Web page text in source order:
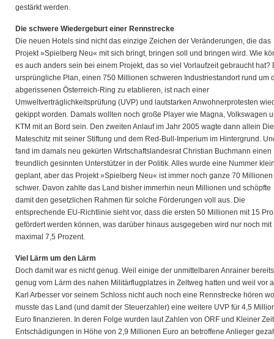
gestärkt werden.
Die schwere Wiedergeburt einer Rennstrecke
Die neuen Hotels sind nicht das einzige Zeichen der Veränderungen, die das
Projekt »Spielberg Neu« mit sich bringt, bringen soll und bringen wird. Wie
es auch anders sein bei einem Projekt, das so viel Vorlaufzeit gebraucht hat?
ursprüngliche Plan, einen 750 Millionen schweren Industriestandort rund um
abgerissenen Österreich-Ring zu etablieren, ist nach einer
Umweltverträglichkeitsprüfung (UVP) und lautstarken Anwohnerprotesten
gekippt worden. Damals wollten noch große Player wie Magna, Volkswagen
KTM mit an Bord sein. Den zweiten Anlauf im Jahr 2005 wagte dann allein
Mateschitz mit seiner Stiftung und dem Red-Bull-Imperium im Hintergrund.
fand im damals neu gekürten Wirtschaftslandesrat Christian Buchmann einen
freundlich gesinnten Unterstützer in der Politik. Alles wurde eine Nummer
geplant, aber das Projekt »Spielberg Neu« ist immer noch ganze 70 Millionen
schwer. Davon zahlte das Land bisher immerhin neun Millionen und schöpfte
damit den gesetzlichen Rahmen für solche Förderungen voll aus. Die
entsprechende EU-Richtlinie sieht vor, dass die ersten 50 Millionen mit 15
gefördert werden können, was darüber hinaus ausgegeben wird nur noch mit
maximal 7,5 Prozent.
Viel Lärm um den Lärm
Doch damit war es nicht genug. Weil einige der unmittelbaren Anrainer bereits
genug vom Lärm des nahen Militärflugplatzes in Zeltweg hatten und weil vor
Karl Arbesser vor seinem Schloss nicht auch noch eine Rennstrecke hören
musste das Land (und damit der Steuerzahler) eine weitere UVP für 4,5
Euro finanzieren. In deren Folge wurden laut Zahlen von ORF und Kleiner
Entschädigungen in Höhe von 2,9 Millionen Euro an betroffene Anlieger